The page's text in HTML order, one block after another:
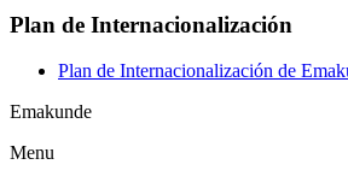
Plan de Internacionalización
Plan de Internacionalización de
Emakunde
Menu